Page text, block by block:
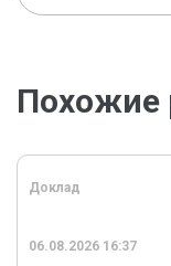
Похожие
Доклад
06.08.2026 16:37